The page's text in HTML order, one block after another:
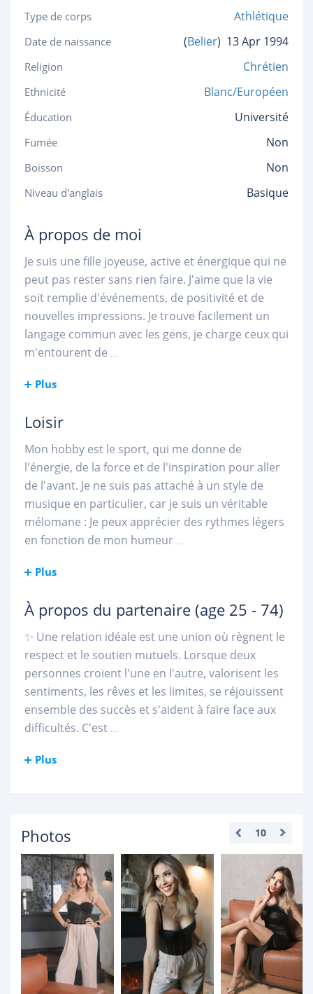
Type de corps Athlétique
Date de naissance (Belier) 13 Apr 1994
Religion Chrétien
Ethnicité Blanc/Européen
Éducation Université
Fumée Non
Boisson Non
Niveau d'anglais Basique
À propos de moi
Je suis une fille joyeuse, active et énergique qui ne
peut pas rester sans rien faire. J'aime que la vie
soit remplie d'événements, de positivité et de
nouvelles impressions. Je trouve facilement un
langage commun avec les gens, je charge ceux qui
m'entourent de ...
Plus
Loisir
Mon hobby est le sport, qui me donne de
l'énergie, de la force et de l'inspiration pour aller
de l'avant. Je ne suis pas attaché à un style de
musique en particulier, car je suis un véritable
mélomane : Je peux apprécier des rythmes légers
en fonction de mon humeur...
Plus
À propos du partenaire (age 25 - 74)
✨ Une relation idéale est une union où règnent le
respect et le soutien mutuels. Lorsque deux
personnes croient l'une en l'autre, valorisent les
sentiments, les rêves et les limites, se réjouissent
ensemble des succès et s'aident à faire face aux
difficultés. C'est...
Plus
Photos 10